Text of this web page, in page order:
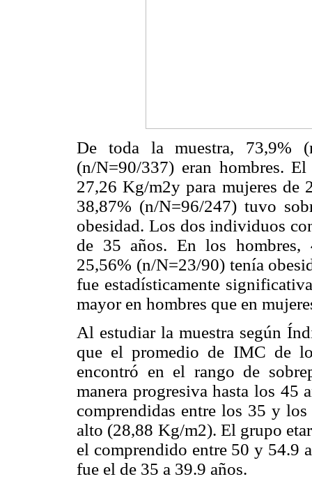
De toda la muestra, 73,9%
(n/N=90/337) eran hombres.
27,26 Kg/m2y para mujeres de
38,87% (n/N=96/247) tuvo
obesidad. Los dos individuos
de 35 años. En los hombres,
25,56% (n/N=23/90) tenía
fue estadísticamente
mayor en hombres que en
Al estudiar la muestra según
que el promedio de IMC de
encontró en el rango de
manera progresiva hasta los 45
comprendidas entre los 35 y
alto (28,88 Kg/m2). El grupo
el comprendido entre 50 y 54.9
fue el de 35 a 39.9 años.